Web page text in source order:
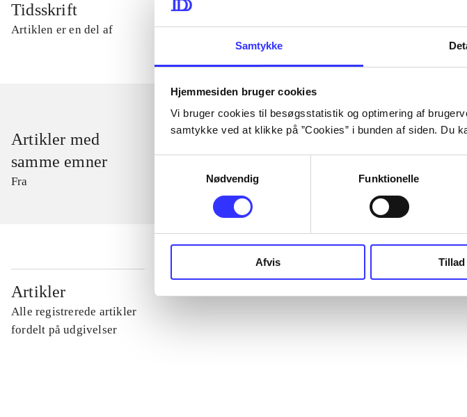
Samtykke
Hjemmesiden bruger cookies
Vi bruger cookies til besøgsstatistik og optimering af
samtykke ved at klikke på ”Cookies” i bunden af siden. Du
Nødvendig
Funktionelle
Afvis Tillad
Tidsskrift
Artiklen er en del af
Artikler med
samme emner
Fra
Artikler
Alle registrerede artikler
fordelt på udgivelser
...